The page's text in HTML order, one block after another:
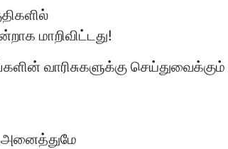
மாறிவிட்டது!
வாரிசுகளுக்கு